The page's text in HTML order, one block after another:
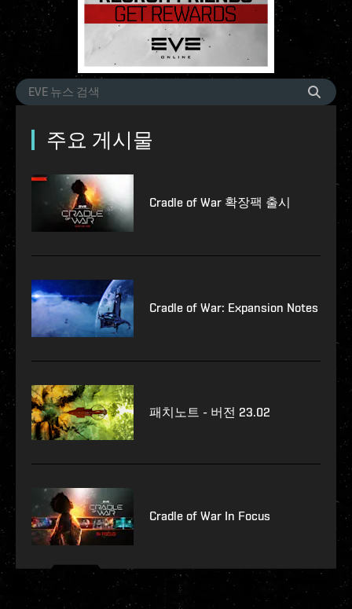
주요 게시물
Cradle of War 확장팩 출시
Cradle of War: Expansion Notes
패치노트 - 버전 23.02
Cradle of War In Focus